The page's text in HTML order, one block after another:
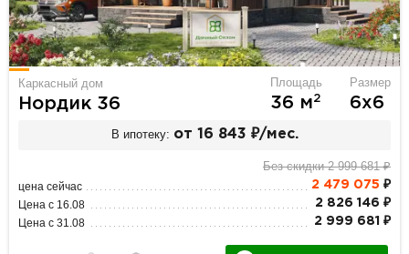
Каркасный дом
Нордик 36
Площадь
36 м2
Размер
6х6
В ипотеку: от 16 843 ₽/мес.
Без скидки 2 999 681 ₽
цена сейчас 2 479 075 ₽
Цена с 16.08 2 826 146 ₽
Цена с 31.08 2 999 681 ₽